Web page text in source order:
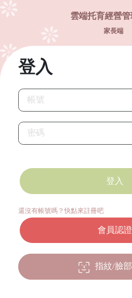
雲端托育經營
家長端
登入
帳號
密碼
還沒有帳號嗎？快點來註冊吧
指紋/臉